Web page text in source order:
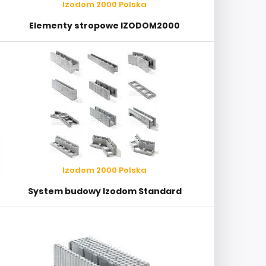
Izodom 2000 Polska
Elementy stropowe IZODOM2000
Izodom 2000 Polska
System budowy Izodom Standard